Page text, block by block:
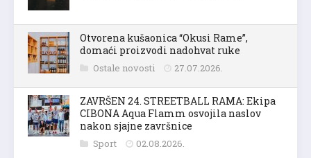
Otvorena kušaonica “Okusi Rame”,
domaći proizvodi nadohvat ruke
Ostale novosti 27.07.2026.
ZAVRŠEN 24. STREETBALL RAMA: Ekipa
CIBONA Aqua Flamm osvojila naslov
nakon sjajne završnice
Sport 02.08.2026.